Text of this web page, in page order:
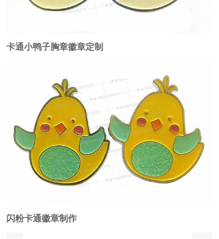
卡通小鸭子胸章徽章定制
闪粉卡通徽章制作